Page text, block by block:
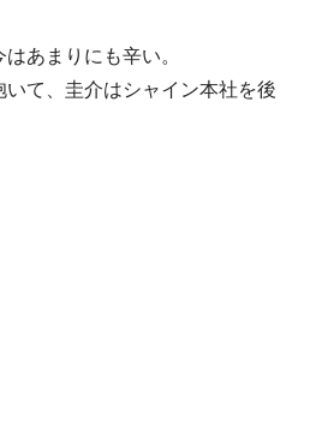
あまりにも辛い。
て、圭介はシャイン本社を後